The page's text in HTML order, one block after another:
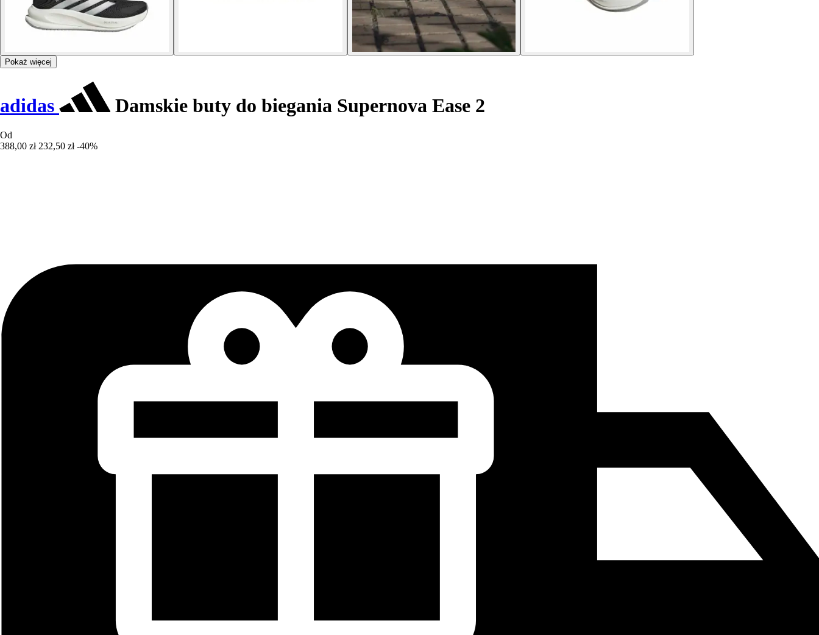
Pokaż więcej
adidas Damskie buty do biegania Supernova Ease 2
Od
388,00 zł 232,50 zł -40%